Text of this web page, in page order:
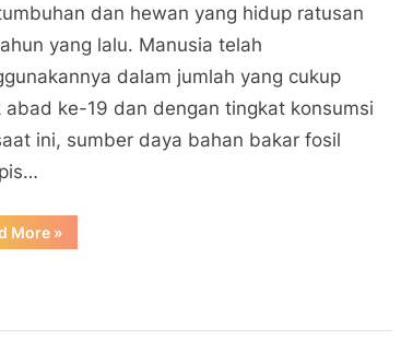
dan hewan yang hidup ratusan
yang lalu. Manusia telah
dalam jumlah yang cukup
abad ke-19 dan dengan tingkat konsumsi
ini, sumber daya bahan bakar fosil
More“Berapa
Lama
»